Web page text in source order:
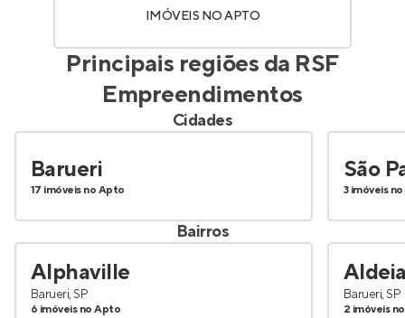
IMÓVEIS NO APTO
Principais regiões da RSF
Empreendimentos
Cidades
Barueri
17 imóveis no Apto
São
3 imóveis
Bairros
Alphaville
Barueri, SP
6 imóveis no Apto
Barueri, SP
2 imóveis